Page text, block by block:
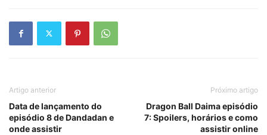
Artigo anterior
Data de lançamento do
episódio 8 de Dandadan e
onde assistir
Próximo artigo
Dragon Ball Daima episódio
7: Spoilers, horários e como
assistir online